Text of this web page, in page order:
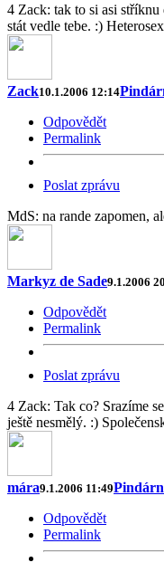
4 Zack: tak to si asi
stát vedle tebe. :)
Zack10.1.2006 12:14
Odpovědět
Permalink
Poslat zprávu
MdS: na rande zapomen,
Markyz de Sade9.1.2006
Odpovědět
Permalink
Poslat zprávu
4 Zack: Tak co? Srazíme
ještě nesmělý. :)
mára9.1.2006 11:49
Odpovědět
Permalink